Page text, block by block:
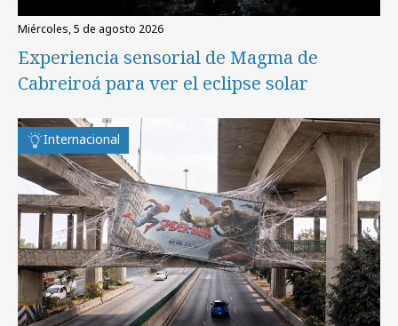
miércoles, 5 de agosto 2026
Experiencia sensorial de Magma de
Cabreiroá para ver el eclipse solar
Internacional